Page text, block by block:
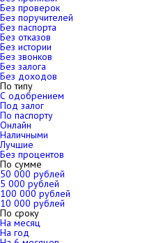
Без проверок
Без поручителей
Без паспорта
Без отказов
Без истории
Без звонков
Без залога
Без доходов
По типу
С одобрением
Под залог
По паспорту
Онлайн
Наличными
Лучшие
Без процентов
По сумме
50 000 рублей
5 000 рублей
100 000 рублей
10 000 рублей
По сроку
На месяц
На год